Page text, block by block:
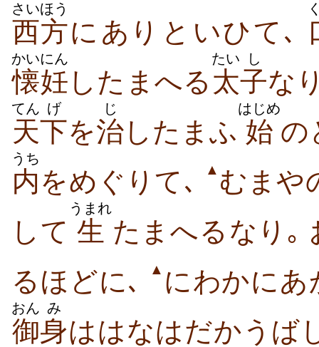
西方
さいほう
に​あり​と​いひ​て､
懐妊
かいにん
し​たまへる 太
たい
子
し
な
天
てん
下
げ
を治
じ
し​たまふ 始
はじめ
の​
内
うち
を​めぐり​て､ ▲ むまや​
して 生
うまれ
たまへ​る​なり｡
る​ほど​に､
▲ にわかに​
御
おん
身
み
は​はなはだ​かうば